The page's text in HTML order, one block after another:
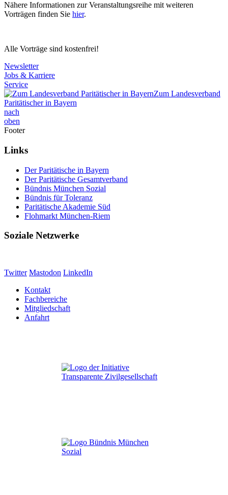
Nähere Informationen zur Veranstaltungsreihe mit weiteren
Vorträgen finden Sie hier.
Alle Vorträge sind kostenfrei!
Newsletter
Jobs & Karriere
Service
Zum Landesverband
Paritätischer in Bayern
nach
oben
Footer
Links
Der Paritätische in Bayern
Der Paritätische Gesamtverband
Bündnis München Sozial
Bündnis für Toleranz
Paritätische Akademie Süd
Flohmarkt München-Riem
Soziale Netzwerke
Twitter Mastodon LinkedIn
Kontakt
Fachbereiche
Mitgliedschaft
Anfahrt